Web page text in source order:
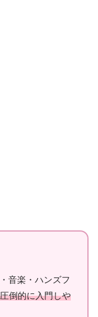
音楽・ハンズフ
倒的に入門しや